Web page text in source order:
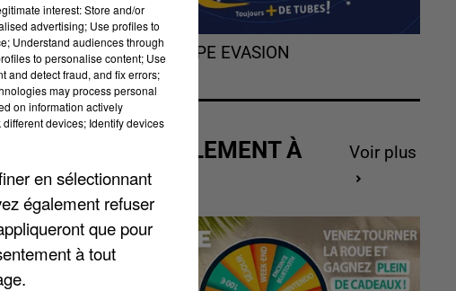
L'HOROSCOPE EVASION
ACTUELLEMENT À
GAGNER
Voir plus
interest: Store and/or
advertising; Use profiles to
Understand audiences through
to personalise content; Use
and detect fraud, and fix errors;
may process personal
on information actively
devices; Identify devices
en sélectionnant
également refuser
que pour
à tout